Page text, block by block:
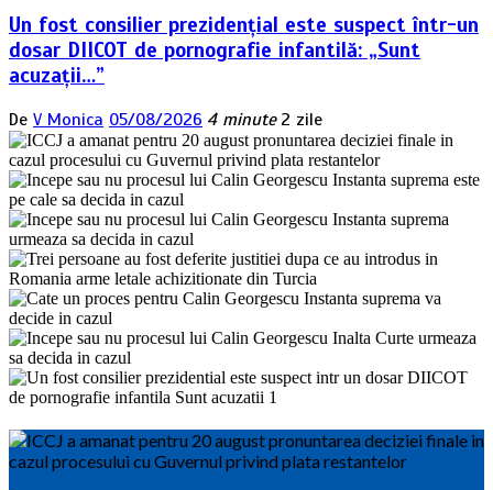
Un fost consilier prezidențial este suspect într-un
dosar DIICOT de pornografie infantilă: „Sunt
acuzații…”
De V Monica 05/08/2026 4 minute 2 zile